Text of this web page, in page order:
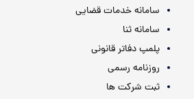
سامانه خدمات قضایی
سامانه ثنا
پلمپ دفاتر قانونی
روزنامه رسمی
ثبت شرکت ها